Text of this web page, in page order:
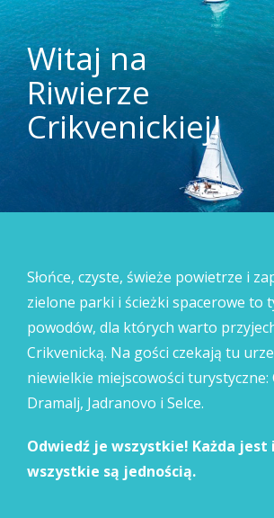
Witaj na
Riwierze
Crikvenickiej!
Słońce, czyste, świeże powietrze i
zielone parki i ścieżki spacerowe to
powodów, dla których warto
Crikvenicką. Na gości czekają tu
niewielkie miejscowości turystyczne:
Dramalj, Jadranovo i Selce.
Odwiedź je wszystkie! Każda jest
wszystkie są jednością.